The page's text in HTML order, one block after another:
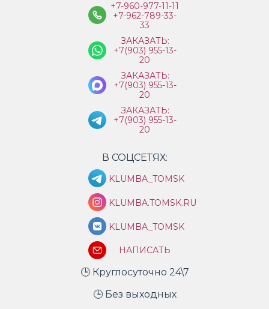
+7-960-977-11-11
+7-962-789-33-
33
ЗАКАЗАТЬ:
+7(903) 955-13-
20
ЗАКАЗАТЬ:
+7(903) 955-13-
20
ЗАКАЗАТЬ:
+7(903) 955-13-
20
В СОЦСЕТЯХ:
KLUMBA_TOMSK
KLUMBA.TOMSK.RU
KLUMBA_TOMSK
НАПИСАТЬ
🕒 Круглосуточно 24\7
🕒 Без выходных